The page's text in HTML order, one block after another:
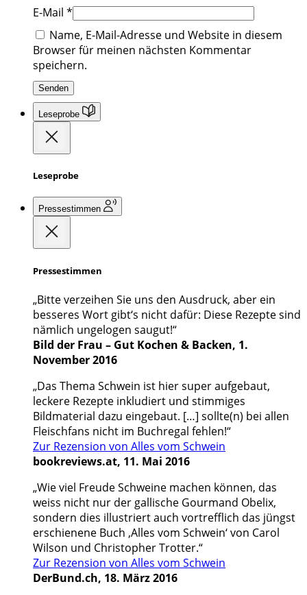
E-Mail *
Name, E-Mail-Adresse und Website in diesem
Browser für meinen nächsten Kommentar
speichern.
Leseprobe
Leseprobe
Pressestimmen
Pressestimmen
„Bitte verzeihen Sie uns den Ausdruck, aber ein
besseres Wort gibt‘s nicht dafür: Diese Rezepte sind
nämlich ungelogen saugut!“
Bild der Frau – Gut Kochen & Backen, 1.
November 2016
„Das Thema Schwein ist hier super aufgebaut,
leckere Rezepte inkludiert und stimmiges
Bildmaterial dazu eingebaut. […] sollte(n) bei allen
Fleischfans nicht im Buchregal fehlen!“
Zur Rezension von Alles vom Schwein
bookreviews.at, 11. Mai 2016
„Wie viel Freude Schweine machen können, das
weiss nicht nur der gallische Gourmand Obelix,
sondern dies illustriert auch vortrefflich das jüngst
erschienene Buch ‚Alles vom Schwein‘ von Carol
Wilson und Christopher Trotter.“
Zur Rezension von Alles vom Schwein
DerBund.ch, 18. März 2016